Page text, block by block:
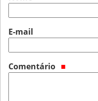
E-mail
Comentário